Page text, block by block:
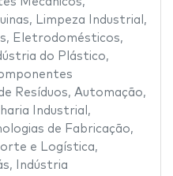
, Limpeza Industrial ,
, Eletrodomésticos,
do Plástico,
Resíduos, Automação,
Industrial ,
de Fabricação,
e Logística,
,
Indústria